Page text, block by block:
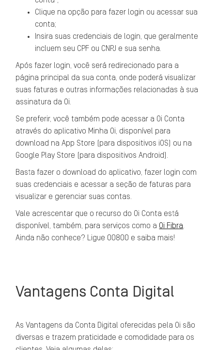
Clique na opção para fazer login ou acessar sua
conta;
Insira suas credenciais de login, que geralmente
incluem seu CPF ou CNPJ e sua senha.
Após fazer login, você será redirecionado para a
página principal da sua conta, onde poderá visualizar
suas faturas e outras informações relacionadas à sua
assinatura da Oi.
Se preferir, você também pode acessar a Oi Conta
através do aplicativo Minha Oi, disponível para
download na App Store (para dispositivos iOS) ou na
Google Play Store (para dispositivos Android).
Basta fazer o download do aplicativo, fazer login com
suas credenciais e acessar a seção de faturas para
visualizar e gerenciar suas contas.
Vale acrescentar que o recurso do Oi Conta está
disponível, também, para serviços como a Oi Fibra
Ainda não conhece? Ligue 00800 e saiba mais!
Vantagens Conta Digital
As Vantagens da Conta Digital oferecidas pela Oi são
diversas e trazem praticidade e comodidade para os